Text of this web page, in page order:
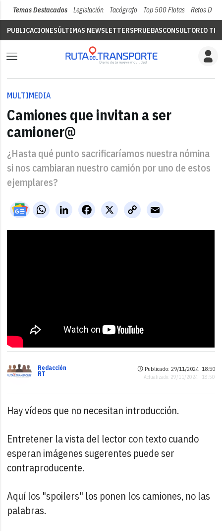
Temas Destacados Legislación Tacógrafo Top 500 Flotas Retos Del
PUBLICACIONESÚLTIMAS NEWSLETTERSPRUEBASCONSULTORIO
MULTIMEDIA
Camiones que invitan a ser
camioner@
¿Hasta qué punto sacrificaríamos nuestra nómina
si nos cambiaran nuestro camión por uno de estos
ejemplares?
WhatsAppLinkedIn X
Facebook
Copy
Link
Email
Redacción
RT
Publicado: 29/11/2024 ·18:50
Actualizado: 29/11/2024 · 18:50
Hay vídeos que no necesitan introducción.
Entretener la vista del lector con texto cuando
esperan imágenes sugerentes puede ser
contraproducente.
Aquí los "spoilers" los ponen los camiones, no las
palabras.